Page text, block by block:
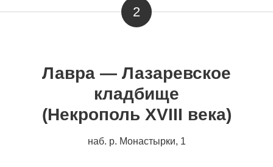
2
Лавра — Лазаревское
кладбище
(Некрополь XVIII века)
наб. р. Монастырки, 1